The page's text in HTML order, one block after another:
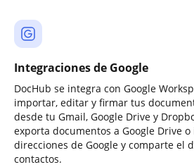
Integraciones de Google
DocHub se integra con Google
importar, editar y firmar tus
desde tu Gmail, Google Drive y
exporta documentos a Google Drive
direcciones de Google y comparte el
contactos.